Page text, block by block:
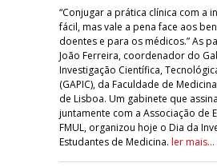
“Conjugar a prática clínica com a
fácil, mas vale a pena face aos
doentes e para os médicos.” As
João Ferreira, coordenador do
Investigação Científica,
(GAPIC), da Faculdade de
de Lisboa. Um gabinete que
juntamente com a Associação de
FMUL, organizou hoje o Dia da
Estudantes de Medicina. ler mais...